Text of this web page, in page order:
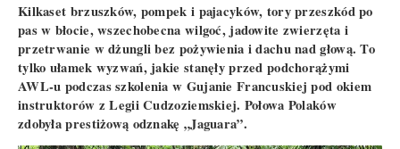
Kilkaset brzuszków, pompek i pajacyków, tory przeszkód po
pas w błocie, wszechobecna wilgoć, jadowite zwierzęta i
przetrwanie w dżungli bez pożywienia i dachu nad głową. To
tylko ułamek wyzwań, jakie stanęły przed podchorążymi
AWL-u podczas szkolenia w Gujanie Francuskiej pod okiem
instruktorów z Legii Cudzoziemskiej. Połowa Polaków
zdobyła prestiżową odznakę „Jaguara”.